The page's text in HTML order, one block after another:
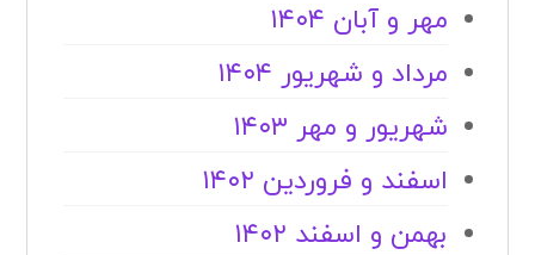
مهر و آبان ۱۴۰۴
مرداد و شهریور ۱۴۰۴
شهریور و مهر ۱۴۰۳
اسفند و فروردین ۱۴۰۲
بهمن و اسفند ۱۴۰۲